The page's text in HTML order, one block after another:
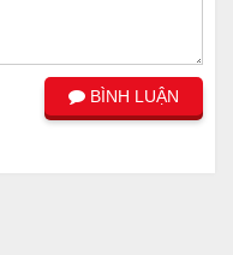
BÌNH LUẬN